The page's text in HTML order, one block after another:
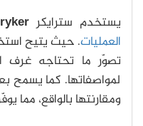
يستخدم سترايكر
العمليات. حيث يتيح
تصوّر ما تحتاجه غرف
ومقارنتها بالواقع، مما